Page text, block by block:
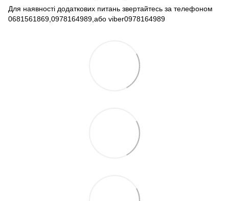
Для наявності додаткових питань звертайтесь за телефоном
0681561869,0978164989,або viber0978164989